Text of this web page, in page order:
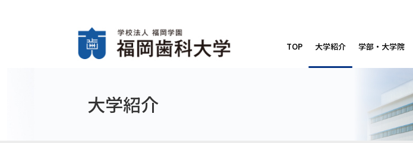
TOP 大学紹介 学部・大学院
大学紹介